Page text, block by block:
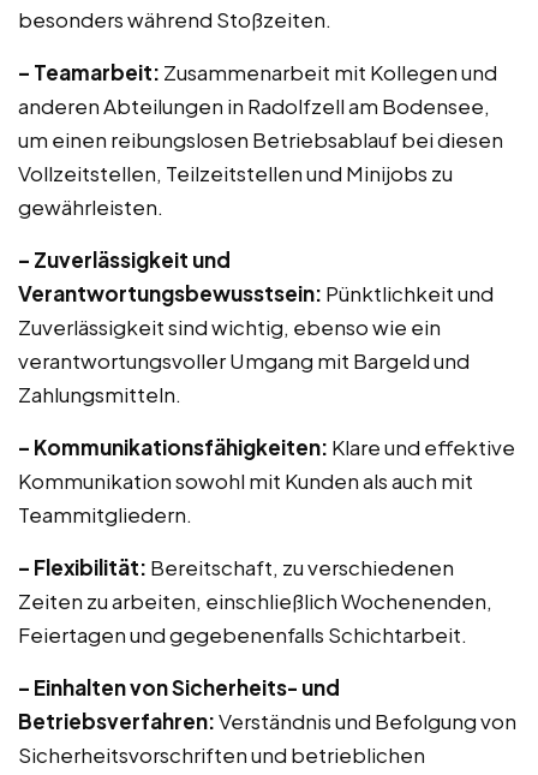
besonders während Stoßzeiten.
– Teamarbeit: Zusammenarbeit mit Kollegen und
anderen Abteilungen in Radolfzell am Bodensee,
um einen reibungslosen Betriebsablauf bei diesen
Vollzeitstellen, Teilzeitstellen und Minijobs zu
gewährleisten.
– Zuverlässigkeit und
Verantwortungsbewusstsein: Pünktlichkeit und
Zuverlässigkeit sind wichtig, ebenso wie ein
verantwortungsvoller Umgang mit Bargeld und
Zahlungsmitteln.
– Kommunikationsfähigkeiten: Klare und effektive
Kommunikation sowohl mit Kunden als auch mit
Teammitgliedern.
– Flexibilität: Bereitschaft, zu verschiedenen
Zeiten zu arbeiten, einschließlich Wochenenden,
Feiertagen und gegebenenfalls Schichtarbeit.
– Einhalten von Sicherheits- und
Betriebsverfahren:Verständnis und Befolgung von
Sicherheitsvorschriften und betrieblichen